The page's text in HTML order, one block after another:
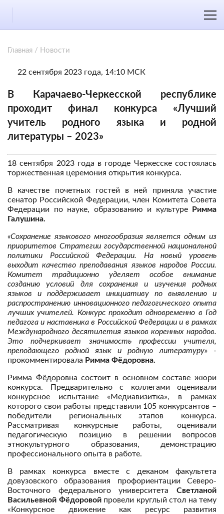
Главная / Новости
22 сентября 2023 года, 14:10 МСК
В Карачаево-Черкесской республике
проходит финал конкурса «Лучший
учитель родного языка и родной
литературы – 2023»
18 сентября 2023 года в городе Черкесске состоялась
торжественная церемония открытия конкурса.
В качестве почетных гостей в ней приняла участие
сенатор Российской Федерации, член Комитета Совета
Федерации по науке, образованию и культуре
Римма
Галушина.
«Сохранение языкового многообразия является одним из
приоритетов Стратегии государственной национальной
политики Российской Федерации. На новый уровень
выходит качество преподавания языков народов России.
Комитет традиционно уделяет особое внимание
созданию условий для сохранения и изучения родных
языков и поддерживает инициативу по выявлению и
распространению инновационного педагогического опыта
лучших учителей. Конкурс проходит одновременно в Год
педагога и наставника в Российской Федерации и в рамках
Международного десятилетия языков коренных народов.
Это подчеркивает значимость профессии учителя,
преподающего родной язык и родную литературу» -
прокомментировала Римма Фёдоровна.
Римма Фёдоровна состоит в основном составе жюри
конкурса. Предварительно с коллегами оценивали
конкурсное испытание «Медиавизитка», в рамках
которого свои работы представили 105 конкурсантов –
победители региональных этапов конкурса.
Рассматривая конкурсные работы, оценивали
педагогическую позицию в решении вопросов
этнокультурного образования, демонстрацию
профессионального опыта в работе.
В рамках конкурса вместе с деканом факультета
довузовского образования профориентации Северо-
Восточного федерального университета Светланой
Васильевной Фëдоровойпровели круглый стол на тему
«Конкурсное движение как ресурс развития